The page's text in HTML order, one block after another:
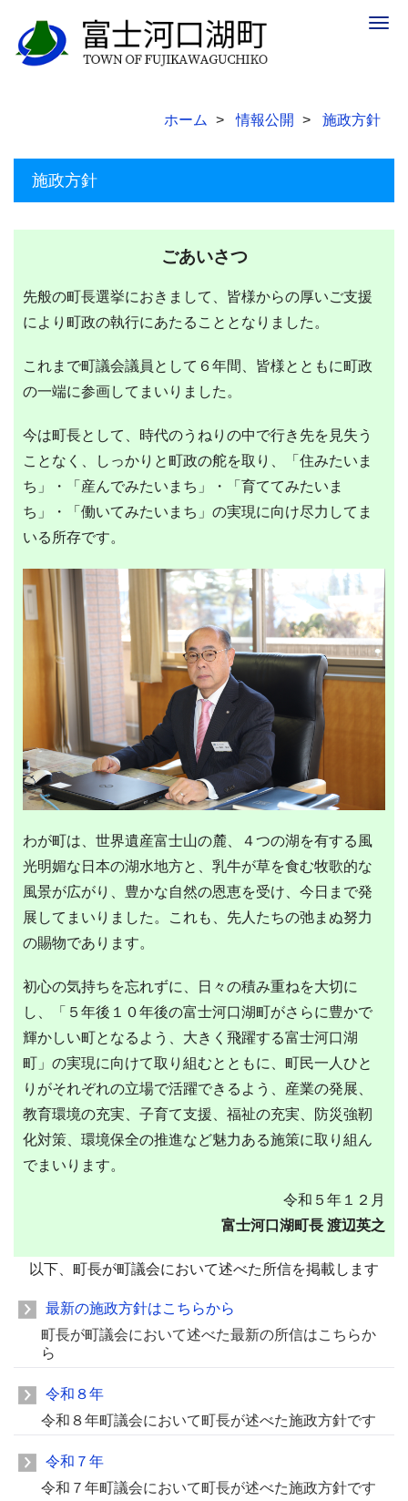
ホーム 情報公開 施政方針
施政方針
ごあいさつ
先般の町長選挙におきまして、皆様からの厚いご支援
により町政の執行にあたることとなりました。
これまで町議会議員として６年間、皆様とともに町政
の一端に参画してまいりました。
今は町長として、時代のうねりの中で行き先を見失う
ことなく、しっかりと町政の舵を取り、「住みたいま
ち」・「産んでみたいまち」・「育ててみたいま
ち」・「働いてみたいまち」の実現に向け尽力してま
いる所存です。
わが町は、世界遺産富士山の麓、４つの湖を有する風
光明媚な日本の湖水地方と、乳牛が草を食む牧歌的な
風景が広がり、豊かな自然の恩恵を受け、今日まで発
展してまいりました。これも、先人たちの弛まぬ努力
の賜物であります。
初心の気持ちを忘れずに、日々の積み重ねを大切に
し、「５年後１０年後の富士河口湖町がさらに豊かで
輝かしい町となるよう、大きく飛躍する富士河口湖
町」の実現に向けて取り組むとともに、町民一人ひと
りがそれぞれの立場で活躍できるよう、産業の発展、
教育環境の充実、子育て支援、福祉の充実、防災強靭
化対策、環境保全の推進など魅力ある施策に取り組ん
でまいります。
令和５年１２月
富士河口湖町長 渡辺英之
以下、町長が町議会において述べた所信を掲載します
最新の施政方針はこちらから
町長が町議会において述べた最新の所信はこちらか
ら
令和８年
令和８年町議会において町長が述べた施政方針です
令和７年
令和７年町議会において町長が述べた施政方針です